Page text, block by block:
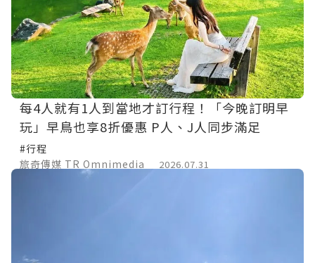
每4人就有1人到當地才訂行程！「今晚訂明早
玩」早鳥也享8折優惠 P人、J人同步滿足
#行程
旅奇傳媒 TR Omnimedia
2026.07.31